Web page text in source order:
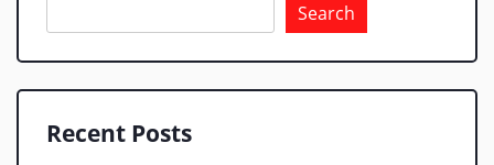
Search
Recent Posts